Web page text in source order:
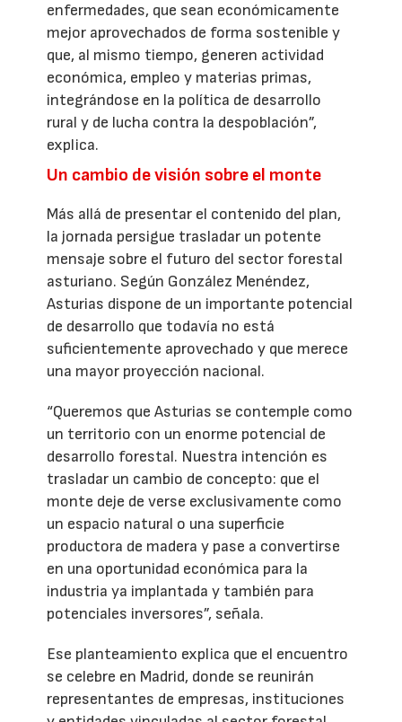
enfermedades, que sean económicamente
mejor aprovechados de forma sostenible y
que, al mismo tiempo, generen actividad
económica, empleo y materias primas,
integrándose en la política de desarrollo
rural y de lucha contra la despoblación”,
explica.
Un cambio de visión sobre el monte
Más allá de presentar el contenido del plan,
la jornada persigue trasladar un potente
mensaje sobre el futuro del sector forestal
asturiano. Según González Menéndez,
Asturias dispone de un importante potencial
de desarrollo que todavía no está
suficientemente aprovechado y que merece
una mayor proyección nacional.
“Queremos que Asturias se contemple como
un territorio con un enorme potencial de
desarrollo forestal. Nuestra intención es
trasladar un cambio de concepto: que el
monte deje de verse exclusivamente como
un espacio natural o una superficie
productora de madera y pase a convertirse
en una oportunidad económica para la
industria ya implantada y también para
potenciales inversores”, señala.
Ese planteamiento explica que el encuentro
se celebre en Madrid, donde se reunirán
representantes de empresas, instituciones